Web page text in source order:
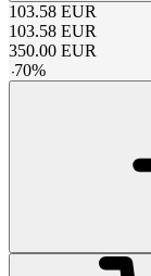
103.58 EUR
103.58 EUR
350.00 EUR
-70%